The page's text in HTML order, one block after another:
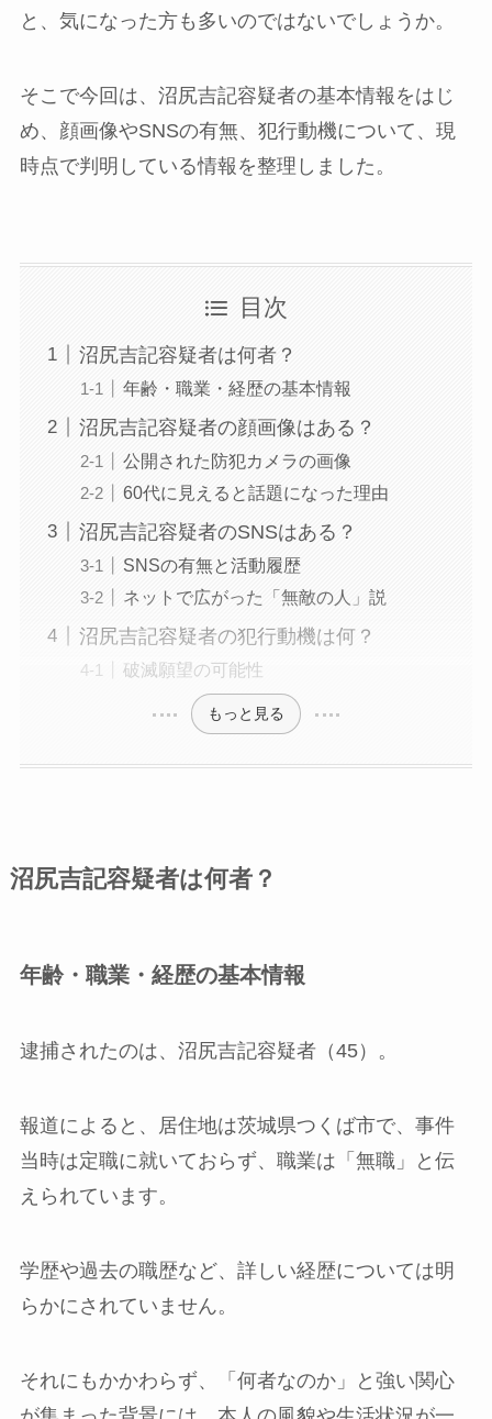
と、気になった方も多いのではないでしょうか。
そこで今回は、沼尻吉記容疑者の基本情報をはじ
め、顔画像やSNSの有無、犯行動機について、現
時点で判明している情報を整理しました。
目次
沼尻吉記容疑者は何者？
年齢・職業・経歴の基本情報
沼尻吉記容疑者の顔画像はある？
公開された防犯カメラの画像
60代に見えると話題になった理由
沼尻吉記容疑者のSNSはある？
SNSの有無と活動履歴
ネットで広がった「無敵の人」説
沼尻吉記容疑者の犯行動機は何？
破滅願望の可能性
もっと見る
沼尻吉記容疑者は何者？
年齢・職業・経歴の基本情報
逮捕されたのは、沼尻吉記容疑者（45）。
報道によると、居住地は茨城県つくば市で、事件
当時は定職に就いておらず、職業は「無職」と伝
えられています。
学歴や過去の職歴など、詳しい経歴については明
らかにされていません。
それにもかかわらず、「何者なのか」と強い関心